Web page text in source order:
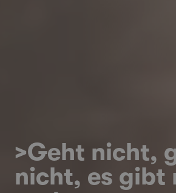
>Geht nicht,
nicht, es gibt